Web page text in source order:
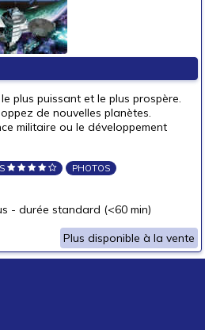
plus puissant et le plus prospère.
de nouvelles planètes.
militaire ou le développement
PHOTOS
- durée standard (<60 min)
Plus disponible à la vente